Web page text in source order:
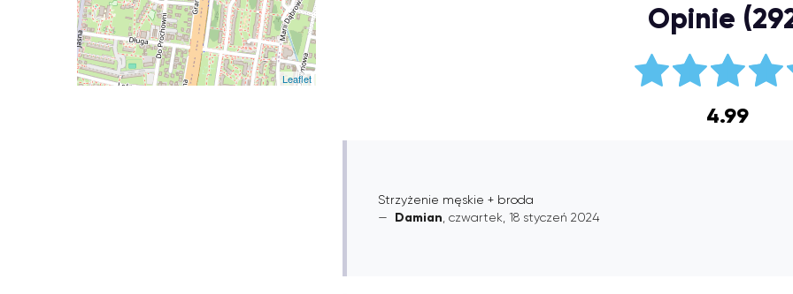
Leaflet
Opinie
4.99
Strzyżenie męskie + broda
Damian , czwartek, 18 styczeń 2024